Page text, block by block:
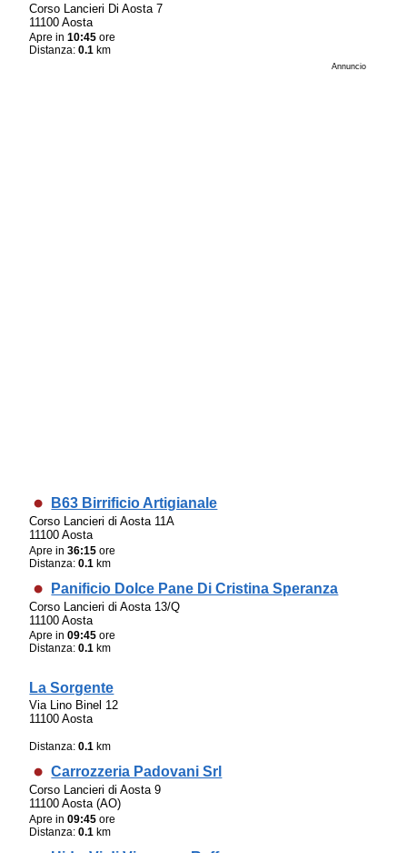
Corso Lancieri Di Aosta 7
11100 Aosta
Apre in10:45 ore
Distanza:0.1 km
Annuncio
B63 Birrificio Artigianale
Corso Lancieri di Aosta 11A
11100 Aosta
Apre in36:15 ore
Distanza:0.1 km
Panificio Dolce Pane Di Cristina Speranza
Corso Lancieri di Aosta 13/Q
11100 Aosta
Apre in09:45 ore
Distanza:0.1 km
La Sorgente
Via Lino Binel 12
11100 Aosta
Distanza:0.1 km
Carrozzeria Padovani Srl
Corso Lancieri di Aosta 9
11100 Aosta (AO)
Apre in09:45 ore
Distanza:0.1 km